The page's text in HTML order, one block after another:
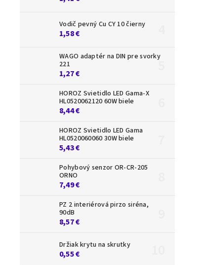
Vodič pevný Cu CY 10 čierny
1,58 €
WAGO adaptér na DIN pre svorky
221
1,27 €
HOROZ Svietidlo LED Gama-X
HL0520062120 60W biele
8,44 €
HOROZ Svietidlo LED Gama
HL0520060060 30W biele
5,43 €
Pohybový senzor OR-CR-205
ORNO
7,49 €
PZ 2 interiérová pirzo siréna,
90dB
8,57 €
Držiak krytu na skrutky
0,55 €